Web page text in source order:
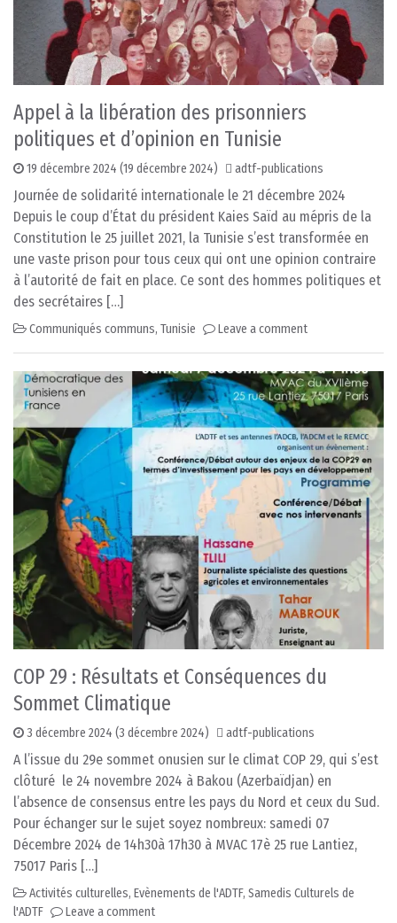
Appel à la libération des prisonniers
politiques et d’opinion en Tunisie
19 décembre 2024 (19 décembre 2024) adtf-publications
Journée de solidarité internationale le 21 décembre 2024
Depuis le coup d’État du président Kaies Saïd au mépris de la
Constitution le 25 juillet 2021, la Tunisie s’est transformée en
une vaste prison pour tous ceux qui ont une opinion contraire
à l’autorité de fait en place. Ce sont des hommes politiques et
des secrétaires […]
Communiqués communs, Tunisie Leave a comment
COP 29 : Résultats et Conséquences du
Sommet Climatique
3 décembre 2024 (3 décembre 2024) adtf-publications
A l’issue du 29e sommet onusien sur le climat COP 29, qui s’est
clôturé le 24 novembre 2024 à Bakou (Azerbaïdjan) en
l’absence de consensus entre les pays du Nord et ceux du Sud.
Pour échanger sur le sujet soyez nombreux: samedi 07
Décembre 2024 de 14h30à 17h30 à MVAC 17è 25 rue Lantiez,
75017 Paris […]
Activités culturelles, Evènements de l'ADTF, Samedis Culturels de
l'ADTF
Leave a comment